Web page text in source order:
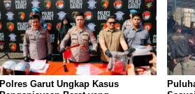
Polres Garut Ungkap Kasus